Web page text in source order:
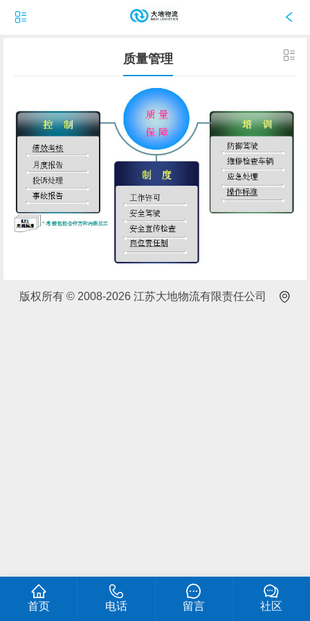
质量管理
版权所有 © 2008-2026 江苏大地物流有限责任公司
首页 电话 留言 社区